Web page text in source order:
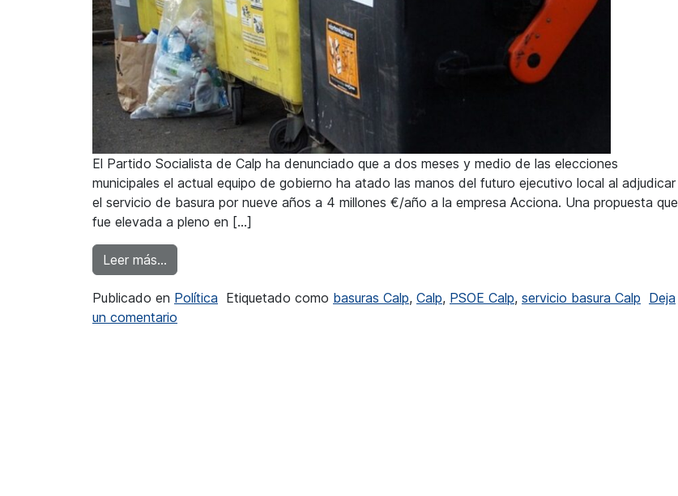
El Partido Socialista de Calp ha denunciado que a dos meses y medio de las elecciones
municipales el actual equipo de gobierno ha atado las manos del futuro ejecutivo local al adjudicar
el servicio de basura por nueve años a 4 millones €/año a la empresa Acciona. Una propuesta que
fue elevada a pleno en […]
Leer más…
Publicado en Política Etiquetado como basuras Calp, Calp, PSOE Calp, servicio basura Calp Deja
un comentario